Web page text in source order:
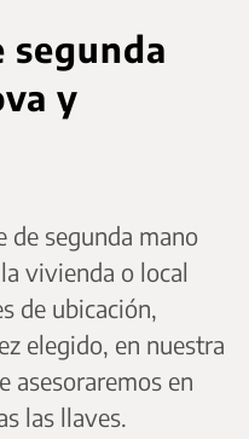
segunda
y
de segunda mano
vivienda o local
de ubicación,
elegido, en nuestra
asesoraremos en
las llaves.